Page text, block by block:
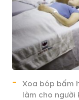
Xoa bóp bấm
làm cho người